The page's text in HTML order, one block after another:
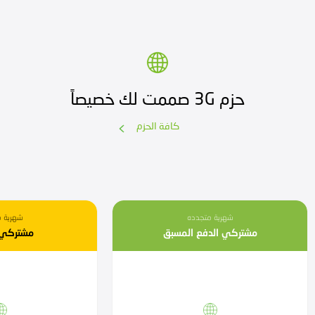
حزم 3G صممت لك خصيصاً
كافة الحزم
شهرية متجدده
مشتركي الدفع المسبق
شهرية